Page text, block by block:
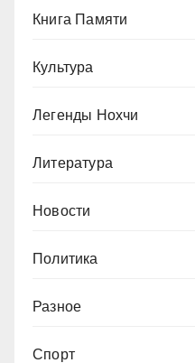
Книга Памяти
Культура
Легенды Нохчи
Литература
Новости
Политика
Разное
Спорт